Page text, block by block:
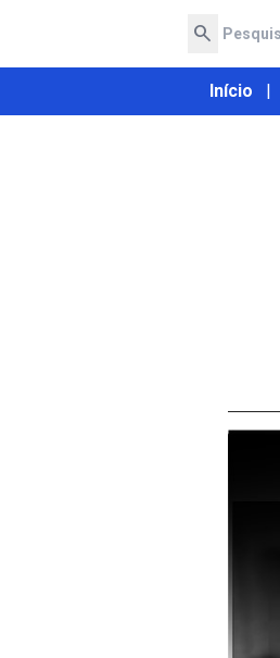
search
Início |